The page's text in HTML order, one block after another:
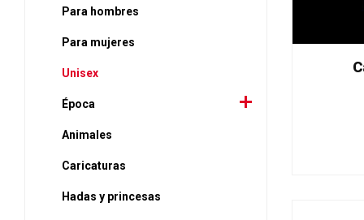
Para hombres
Para mujeres
Unisex
Época
Animales
Caricaturas
Hadas y princesas